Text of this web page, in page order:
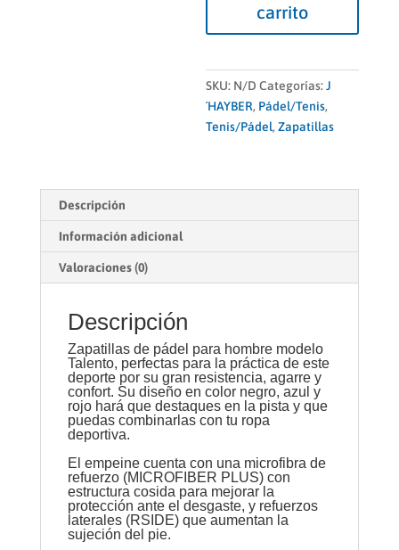
carrito
SKU: N/D Categorías:J
´HAYBER, Pádel/Tenis,
Tenis/Pádel,Zapatillas
Descripción
Información adicional
Valoraciones (0)
Descripción
Zapatillas de pádel para hombre modelo
Talento, perfectas para la práctica de este
deporte por su gran resistencia, agarre y
confort. Su diseño en color negro, azul y
rojo hará que destaques en la pista y que
puedas combinarlas con tu ropa
deportiva.
El empeine cuenta con una microfibra de
refuerzo (MICROFIBER PLUS) con
estructura cosida para mejorar la
protección ante el desgaste, y refuerzos
laterales (RSIDE) que aumentan la
sujeción del pie.